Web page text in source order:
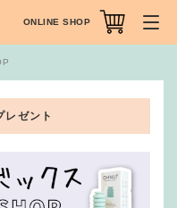
ゼント
ONLINE SHOP